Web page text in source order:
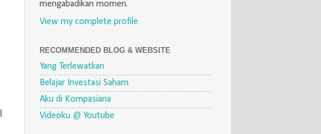
mengabadikan momen.
View my complete profile
RECOMMENDED BLOG & WEBSITE
Yang Terlewatkan
Belajar Investasi Saham
Aku di Kompasiana
Videoku @ Youtube